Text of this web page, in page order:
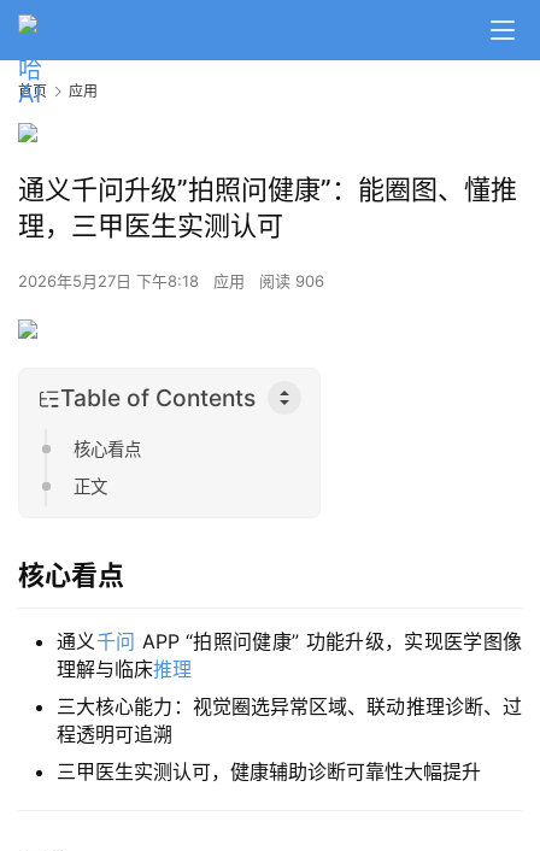
首页 应用
通义千问升级”拍照问健康”：能圈图、懂推
理，三甲医生实测认可
2026年5月27日 下午8:18 应用 阅读 906
Table of Contents
核心看点
正文
核心看点
通义千问 APP “拍照问健康” 功能升级，实现医学图像
理解与临床推理
三大核心能力：视觉圈选异常区域、联动推理诊断、过
程透明可追溯
三甲医生实测认可，健康辅助诊断可靠性大幅提升